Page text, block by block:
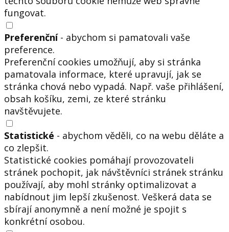
fungovat.
Preferenční- abychom si pamatovali vaše
preference.
Preferenční cookies umožňují, aby si stránka
pamatovala informace, které upravují, jak se
stránka chová nebo vypadá. Např. vaše přihlášení,
obsah košíku, zemi, ze které stránku
navštěvujete.
Statistické - abychom věděli, co na webu děláte a
co zlepšit.
Statistické cookies pomáhají provozovateli
stránek pochopit, jak návštěvníci stránek stránku
používají, aby mohl stránky optimalizovat a
nabídnout jim lepší zkušenost. Veškerá data se
sbírají anonymně a není možné je spojit s
konkrétní osobou.